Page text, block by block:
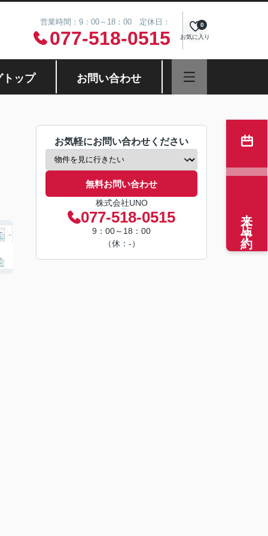
営業時間：9：00～18：00 定休日：
077-518-0515 お気に入り
0
トップ お問い合わせ
お気軽にお問い合わせください
無料お問い合わせ
株式会社UNO
077-518-0515
9：00～18：00
（休：-）
来店予約